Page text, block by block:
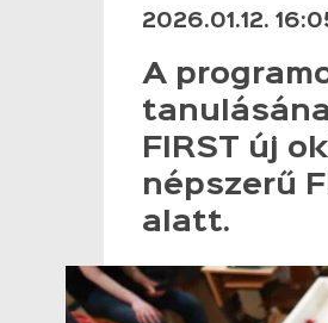
2026.01.12.
A
FIRST új
népszerű
alatt.